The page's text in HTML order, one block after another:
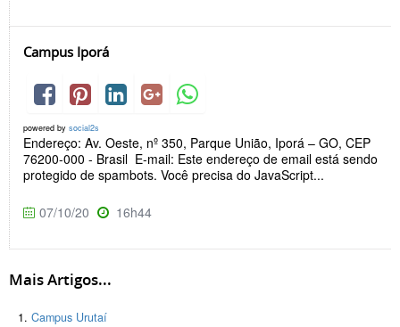
Campus Iporá
powered by social2s
Endereço: Av. Oeste, nº 350, Parque União, Iporá – GO, CEP
76200-000 - Brasil E-mail: Este endereço de email está sendo
protegido de spambots. Você precisa do JavaScript...
07/10/20 16h44
Mais Artigos...
Campus Urutaí